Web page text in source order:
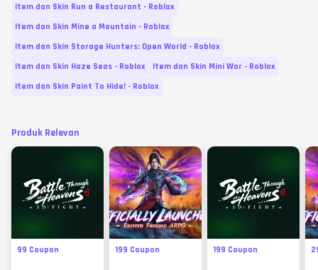
Item dan Skin Run a Restaurant - Roblox
Item dan Skin Mine a Mountain - Roblox
Item dan Skin Storage Hunters: Open World - Roblox
Item dan Skin Haze Seas - Roblox
Item dan Skin Mini War - Roblox
Item dan Skin Paint To Hide! - Roblox
Produk Relevan
99 Coupon 199 Coupon 199 Coupon